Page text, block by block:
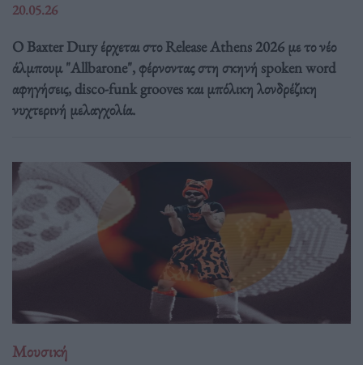
20.05.26
Ο Baxter Dury έρχεται στο Release Athens 2026 με το νέο
άλμπουμ "Allbarone", φέρνοντας στη σκηνή spoken word
αφηγήσεις, disco-funk grooves και μπόλικη λονδρέζικη
νυχτερινή μελαγχολία.
Μουσική